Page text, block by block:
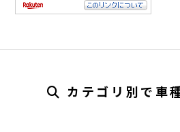
カテゴリ別で車